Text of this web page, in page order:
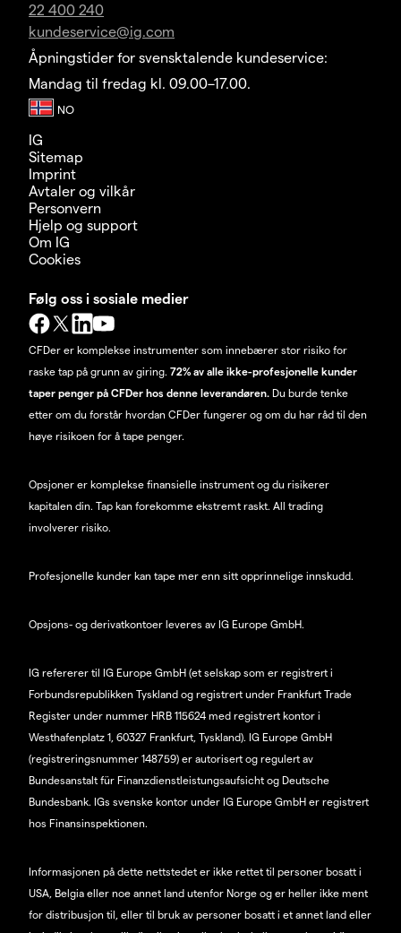
22 400 240
kundeservice@ig.com
Åpningstider for svensktalende kundeservice:
Mandag til fredag kl. 09.00–17.00.
IG
Sitemap
Imprint
Avtaler og vilkår
Personvern
Hjelp og support
Om IG
Cookies
Følg oss i sosiale medier
CFDer er komplekse instrumenter som innebærer stor risiko for
raske tap på grunn av giring. 72% av alle ikke-profesjonelle kunder
taper penger på CFDer hos denne leverandøren. Du burde tenke
etter om du forstår hvordan CFDer fungerer og om du har råd til den
høye risikoen for å tape penger.
Opsjoner er komplekse finansielle instrument og du risikerer
kapitalen din. Tap kan forekomme ekstremt raskt. All trading
involverer risiko.
Profesjonelle kunder kan tape mer enn sitt opprinnelige innskudd.
Opsjons- og derivatkontoer leveres av IG Europe GmbH.
IG refererer til IG Europe GmbH (et selskap som er registrert i
Forbundsrepublikken Tyskland og registrert under Frankfurt Trade
Register under nummer HRB 115624 med registrert kontor i
Westhafenplatz 1, 60327 Frankfurt, Tyskland). IG Europe GmbH
(registreringsnummer 148759) er autorisert og regulert av
Bundesanstalt für Finanzdienstleistungsaufsicht og Deutsche
Bundesbank. IGs svenske kontor under IG Europe GmbH er registrert
hos Finansinspektionen.
Informasjonen på dette nettstedet er ikke rettet til personer bosatt i
USA, Belgia eller noe annet land utenfor Norge og er heller ikke ment
for distribusjon til, eller til bruk av personer bosatt i et annet land eller